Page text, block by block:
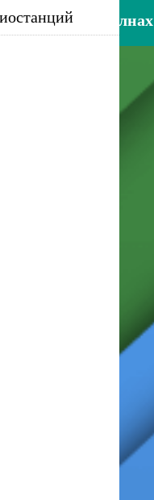
- на радиоволнах